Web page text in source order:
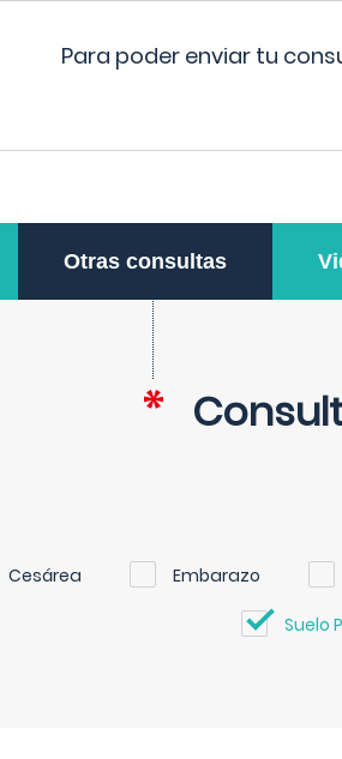
Para poder enviar tu
Otras consultas
Cesárea Embarazo
Suelo